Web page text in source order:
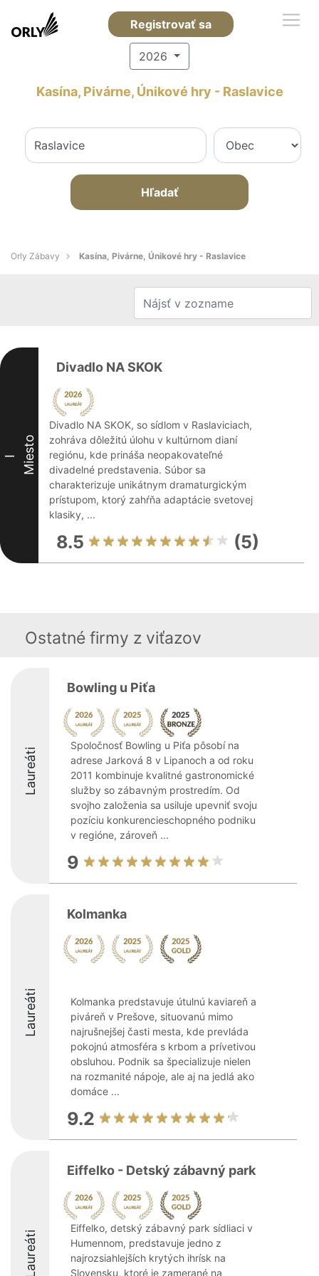
Registrovať sa
2026
Kasína, Pivárne, Únikové hry - Raslavice
Hľadať
Orly Zábavy Kasína, Pivárne, Únikové hry - Raslavice
I Miesto
Divadlo NA SKOK
Divadlo NA SKOK, so sídlom v Raslaviciach,
zohráva dôležitú úlohu v kultúrnom dianí
regiónu, kde prináša neopakovateľné
divadelné predstavenia. Súbor sa
charakterizuje unikátnym dramaturgickým
prístupom, ktorý zahŕňa adaptácie svetovej
klasiky, ...
8.5 (5)
Ostatné firmy z viťazov
Laureáti
Bowling u Piťa
Spoločnosť Bowling u Piťa pôsobí na
adrese Jarková 8 v Lipanoch a od roku
2011 kombinuje kvalitné gastronomické
služby so zábavným prostredím. Od
svojho založenia sa usiluje upevniť svoju
pozíciu konkurencieschopného podniku
v regióne, zároveň ...
9
Laureáti
Kolmanka
Kolmanka predstavuje útulnú kaviareň a
piváreň v Prešove, situovanú mimo
najrušnejšej časti mesta, kde prevláda
pokojnú atmosféra s krbom a prívetivou
obsluhou. Podnik sa špecializuje nielen
na rozmanité nápoje, ale aj na jedlá ako
domáce ...
9.2
Laureáti
Eiffelko - Detský zábavný park
Eiffelko, detský zábavný park sídliaci v
Humennom, predstavuje jedno z
najrozsiahlejších krytých ihrísk na
Slovensku, ktoré je zamerané na